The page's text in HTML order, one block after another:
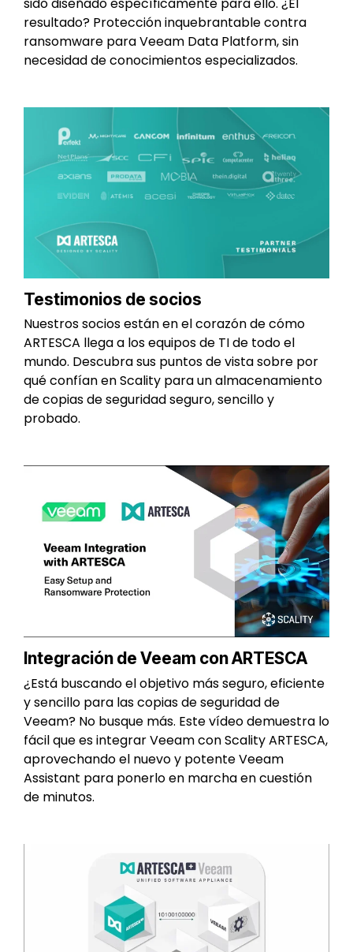
resultado? Protección inquebrantable contra
ransomware para Veeam Data Platform, sin
necesidad de conocimientos especializados.
Testimonios de socios
Nuestros socios están en el corazón de cómo
ARTESCA llega a los equipos de TI de todo el
mundo. Descubra sus puntos de vista sobre por
qué confían en Scality para un almacenamiento
de copias de seguridad seguro, sencillo y
probado.
Integración de Veeam con ARTESCA
¿Está buscando el objetivo más seguro, eficiente
y sencillo para las copias de seguridad de
Veeam? No busque más. Este vídeo demuestra lo
fácil que es integrar Veeam con Scality ARTESCA,
aprovechando el nuevo y potente Veeam
Assistant para ponerlo en marcha en cuestión
de minutos.